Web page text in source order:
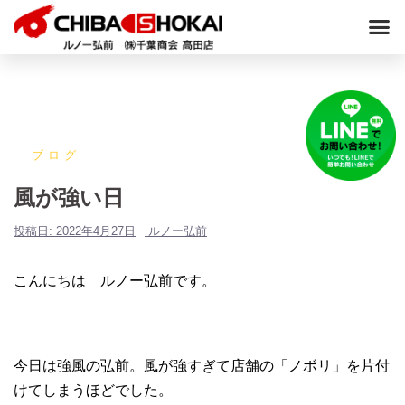
ブログ
風が強い日
投稿日: 2022年4月27日 ルノー弘前
こんにちは ルノー弘前です。
今日は強風の弘前。風が強すぎて店舗の「ノボリ」を片付
けてしまうほどでした。